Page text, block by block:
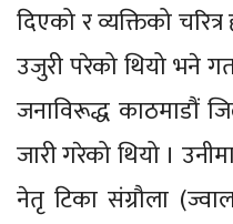
दिएको र व्यक्तिको
उजुरी परेको थियो भने
जनाविरूद्ध काठमाडौं
जारी गरेको थियो ।
नेतृ टिका संग्रौला